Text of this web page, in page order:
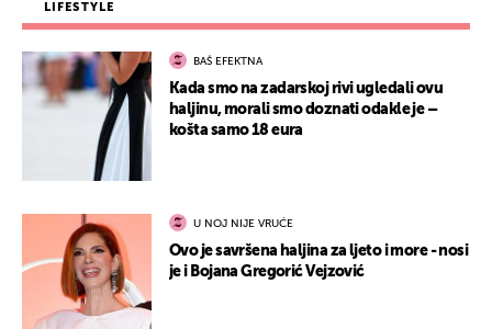
LIFESTYLE
BAŠ EFEKTNA
Kada smo na zadarskoj rivi ugledali ovu
haljinu, morali smo doznati odakle je –
košta samo 18 eura
U NOJ NIJE VRUĆE
Ovo je savršena haljina za ljeto i more - nosi
je i Bojana Gregorić Vejzović